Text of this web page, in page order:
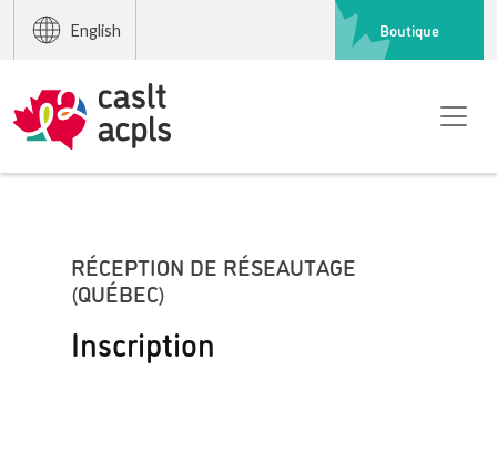
English Boutique
RÉCEPTION DE RÉSEAUTAGE
(QUÉBEC)
Inscription